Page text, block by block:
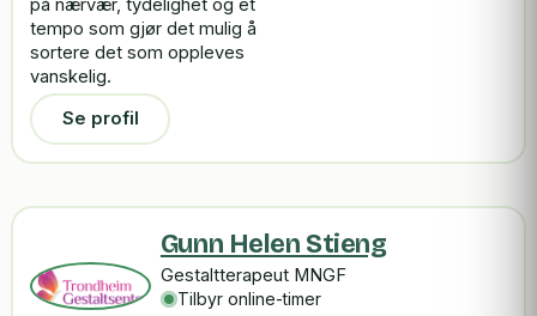
på nærvær, tydelighet og et
tempo som gjør det mulig å
sortere det som oppleves
vanskelig.
Se profil
Gunn Helen Stieng
Gestaltterapeut MNGF
Tilbyr online-timer